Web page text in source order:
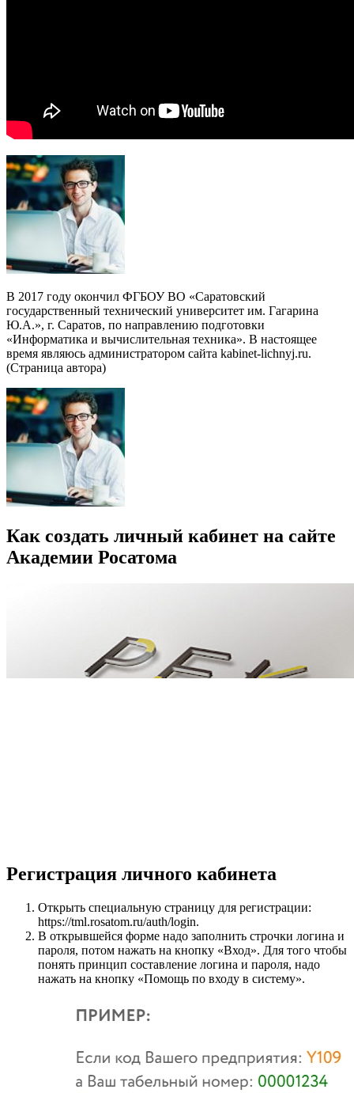
В 2017 году окончил ФГБОУ ВО «Саратовский
государственный технический университет им. Гагарина
Ю.А.», г. Саратов, по направлению подготовки
«Информатика и вычислительная техника». В настоящее
время являюсь администратором сайта kabinet-lichnyj.ru.
(Страница автора)
Как создать личный кабинет на сайте
Академии Росатома
Регистрация личного кабинета
Открыть специальную страницу для регистрации:
https://tml.rosatom.ru/auth/login.
В открывшейся форме надо заполнить строчки логина и
пароля, потом нажать на кнопку «Вход». Для того чтобы
понять принцип составление логина и пароля, надо
нажать на кнопку «Помощь по входу в систему».